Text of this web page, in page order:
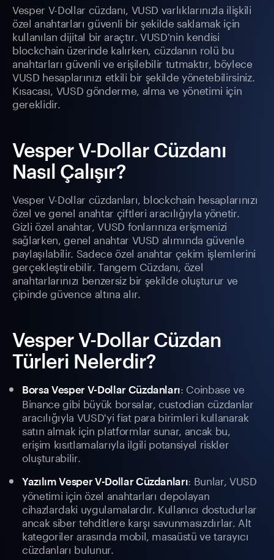
Vesper V-Dollar cüzdanı, VUSD varlıklarınızla ilişkili
özel anahtarları güvenli bir şekilde saklamak için
kullanılan dijital bir araçtır. VUSD'nin kendisi
blockchain üzerinde kalırken, cüzdanın rolü bu
anahtarları güvenli ve erişilebilir tutmaktır, böylece
VUSD hesaplarınızı etkili bir şekilde yönetebilirsiniz.
Kısacası, VUSD gönderme, alma ve yönetimi için
gereklidir.
Vesper V-Dollar Cüzdanı
Nasıl Çalışır?
Vesper V-Dollar cüzdanları, blockchain hesaplarınızı
özel ve genel anahtar çiftleri aracılığıyla yönetir.
Gizli özel anahtar, VUSD fonlarınıza erişmenizi
sağlarken, genel anahtar VUSD alımında güvenle
paylaşılabilir. Sadece özel anahtar çekim işlemlerini
gerçekleştirebilir. Tangem Cüzdanı, özel
anahtarlarınızı benzersiz bir şekilde oluşturur ve
çipinde güvence altına alır.
Vesper V-Dollar Cüzdan
Türleri Nelerdir?
Borsa Vesper V-Dollar Cüzdanları: Coinbase ve
Binance gibi büyük borsalar, custodian cüzdanlar
aracılığıyla VUSD'yi fiat para birimleri kullanarak
satın almak için platformlar sunar, ancak bu,
erişim kısıtlamalarıyla ilgili potansiyel riskler
oluşturabilir.
Yazılım Vesper V-Dollar Cüzdanları: Bunlar, VUSD
yönetimi için özel anahtarları depolayan
cihazlardaki uygulamalardır. Kullanıcı dostudurlar
ancak siber tehditlere karşı savunmasızdırlar. Alt
kategoriler arasında mobil, masaüstü ve tarayıcı
cüzdanları bulunur.